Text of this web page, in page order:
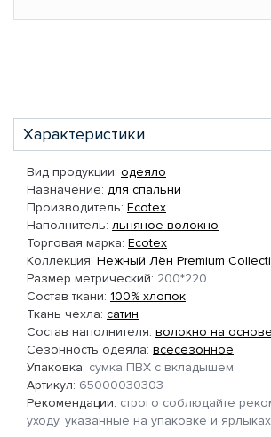
Характеристики
Вид продукции: одеяло
Назначение: для спальни
Производитель: Ecotex
Наполнитель: льняное волокно
Торговая марка: Ecotex
Коллекция: Нежный Лён Premium
Размер метрический: 200*220
Состав ткани: 100% хлопок
Ткань чехла: сатин
Состав наполнителя: волокно на
Сезонность одеяла: всесезонное
Упаковка: сумка ПВХ с вкладышем
Артикул: 65000030303
Рекомендации: строго соблюдайте
уходу, указанные на упаковке и